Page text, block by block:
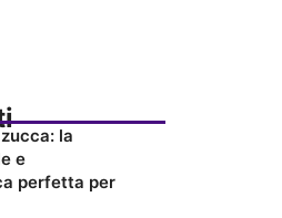
la
e
perfetta per